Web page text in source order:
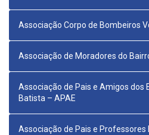
Associação Corpo de Bombeiros
Associação de Moradores do
Associação de Pais e Amigos dos
Batista – APAE
Associação de Pais e Professores